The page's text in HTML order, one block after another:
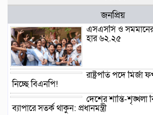
জনপ্রিয়
এসএসসি ও
হার ৬২.২৫
রাষ্ট্রপতি পদে
নিচ্ছে বিএনপি!
দেশের শান্তি-শৃঙ্খলা
ব্যাপারে সতর্ক থাকুন: প্রধানমন্ত্রী